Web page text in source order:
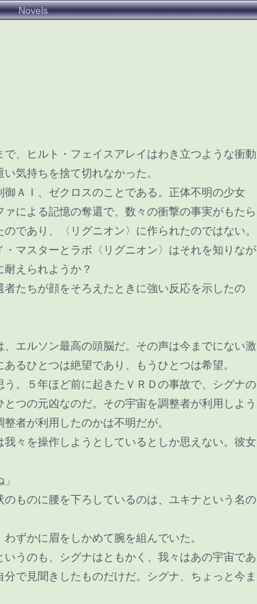
Novels
、ヒルト・フェイスアレイはわき立つような衝動
気持ちを捨て切れなかった。
ＡＩ、ゼクロスのことである。正体不明の少女
による記憶の奪還で、数々の衝撃の事実がもたら
であり、〈リグニオン〉に作られたのではない。
マスターとラボ〈リグニオン〉はそれを知りなが
えられようか？
たちが顔をそろえたときに強い反応を示したの
エルソン最高の頭脳だ。その声は今までにない激
るひとつは絶望であり、もうひとつは希望。
。５年ほど前に起きたＶＲＤの事故で、シグナの
つの元凶なのだ。その宇宙を調整者が利用しよう
者が利用したのかは不明だが。
我々を操作しようとしているとしか思えない。彼女
ものに腰を下ろしているのは、ユキナという名の
ずかに眉をしかめて腕を組んでいた。
いうのも、シグナはともかく、我々はあの宇宙であ
で見聞きしたものだけだ。シグナ、ちょっと今ま